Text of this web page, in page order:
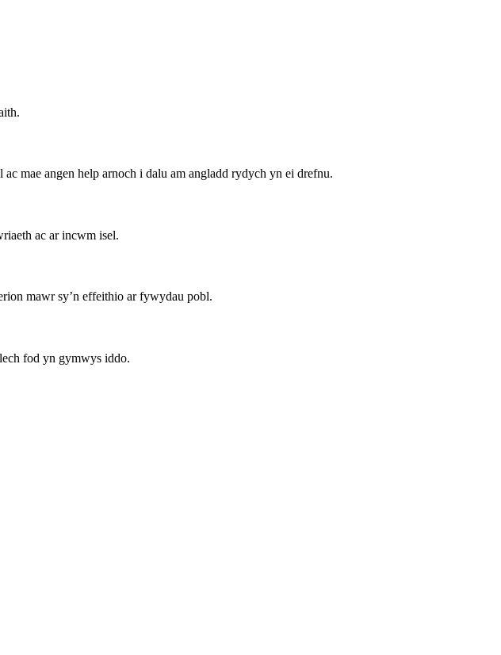
mae angen help arnoch i dalu am angladd rydych yn ei drefnu.
ac ar incwm isel.
mawr sy’n effeithio ar fywydau pobl.
fod yn gymwys iddo.